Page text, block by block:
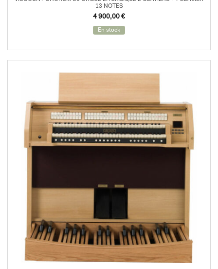
13 NOTES
Le
initial
était :
4 900,00 €
Le
actuel
est :
En stock